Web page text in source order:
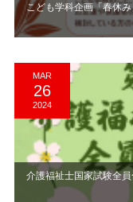
こども学科企画「春休
MAR
26
2024
介護福祉士国家試験全